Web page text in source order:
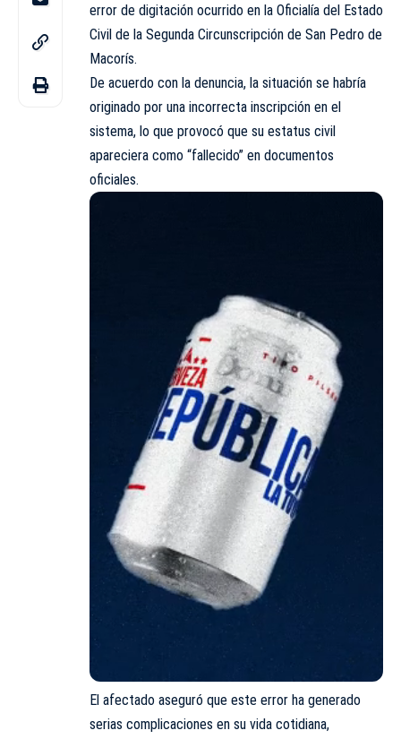
error de digitación ocurrido en la Oficialía del Estado
Civil de la Segunda Circunscripción de San Pedro de
Macorís.
De acuerdo con la denuncia, la situación se habría
originado por una incorrecta inscripción en el
sistema, lo que provocó que su estatus civil
apareciera como “fallecido” en documentos
oficiales.
El afectado aseguró que este error ha generado
serias complicaciones en su vida cotidiana,